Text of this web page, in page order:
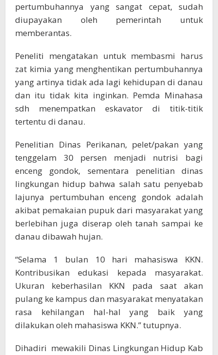
pertumbuhannya yang sangat cepat, sudah
diupayakan oleh pemerintah untuk
memberantas.
Peneliti mengatakan untuk membasmi harus
zat kimia yang menghentikan pertumbuhannya
yang artinya tidak ada lagi kehidupan di danau
dan itu tidak kita inginkan. Pemda Minahasa
sdh menempatkan eskavator di titik-titik
tertentu di danau.
Penelitian Dinas Perikanan, pelet/pakan yang
tenggelam 30 persen menjadi nutrisi bagi
enceng gondok, sementara penelitian dinas
lingkungan hidup bahwa salah satu penyebab
lajunya pertumbuhan enceng gondok adalah
akibat pemakaian pupuk dari masyarakat yang
berlebihan juga diserap oleh tanah sampai ke
danau dibawah hujan.
“Selama 1 bulan 10 hari mahasiswa KKN.
Kontribusikan edukasi kepada masyarakat.
Ukuran keberhasilan KKN pada saat akan
pulang ke kampus dan masyarakat menyatakan
rasa kehilangan hal-hal yang baik yang
dilakukan oleh mahasiswa KKN.” tutupnya.
Dihadiri mewakili Dinas Lingkungan Hidup Kab